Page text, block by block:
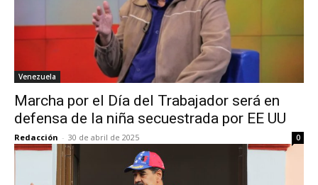
Venezuela
Marcha por el Día del Trabajador será en
defensa de la niña secuestrada por EE UU
Redacción - 30 de abril de 2025 0